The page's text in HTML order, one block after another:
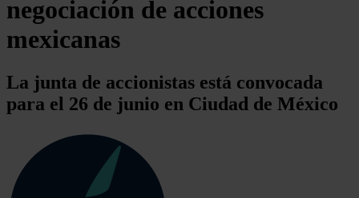
negociación de acciones
mexicanas
La junta de accionistas está convocada
para el 26 de junio en Ciudad de México